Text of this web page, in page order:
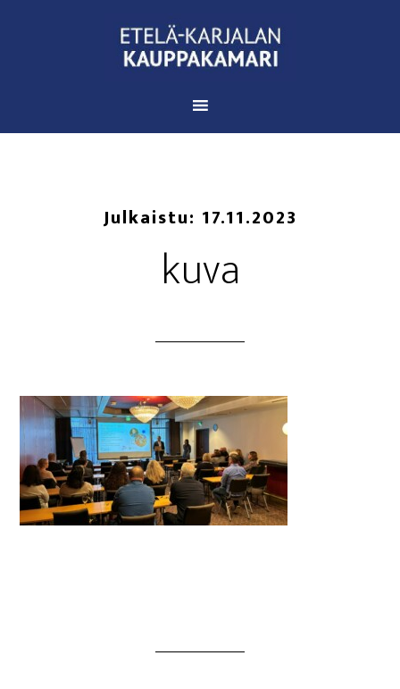
Julkaistu: 17.11.2023
kuva